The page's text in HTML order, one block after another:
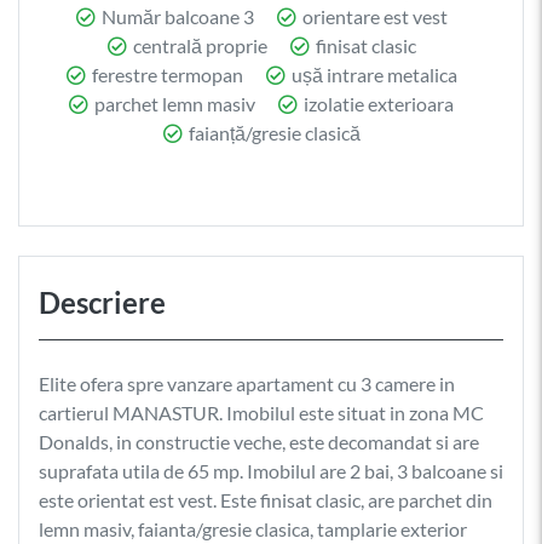
Număr balcoane 3
orientare est vest
centrală proprie
finisat clasic
ferestre termopan
ușă intrare metalica
parchet lemn masiv
izolatie exterioara
faianță/gresie clasică
Descriere
Elite ofera spre vanzare apartament cu 3 camere in
cartierul MANASTUR. Imobilul este situat in zona MC
Donalds, in constructie veche, este decomandat si are
suprafata utila de 65 mp. Imobilul are 2 bai, 3 balcoane si
este orientat est vest. Este finisat clasic, are parchet din
lemn masiv, faianta/gresie clasica, tamplarie exterior